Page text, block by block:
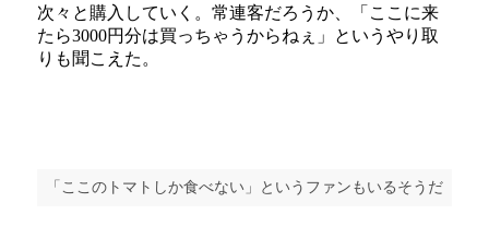
次々と購入していく。常連客だろうか、「ここに来
たら3000円分は買っちゃうからねぇ」というやり取
りも聞こえた。
「ここのトマトしか食べない」というファンもいるそうだ